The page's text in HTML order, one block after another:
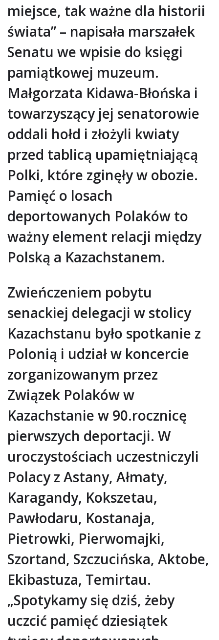
miejsce, tak ważne dla historii
świata” – napisała marszałek
Senatu we wpisie do księgi
pamiątkowej muzeum.
Małgorzata Kidawa-Błońska i
towarzyszący jej senatorowie
oddali hołd i złożyli kwiaty
przed tablicą upamiętniającą
Polki, które zginęły w obozie.
Pamięć o losach
deportowanych Polaków to
ważny element relacji między
Polską a Kazachstanem.
Zwieńczeniem pobytu
senackiej delegacji w stolicy
Kazachstanu było spotkanie z
Polonią i udział w koncercie
zorganizowanym przez
Związek Polaków w
Kazachstanie w 90.rocznicę
pierwszych deportacji. W
uroczystościach uczestniczyli
Polacy z Astany, Ałmaty,
Karagandy, Kokszetau,
Pawłodaru, Kostanaja,
Pietrowki, Pierwomajki,
Szortand, Szczucińska, Aktobe,
Ekibastuza, Temirtau.
„Spotykamy się dziś, żeby
uczcić pamięć dziesiątek